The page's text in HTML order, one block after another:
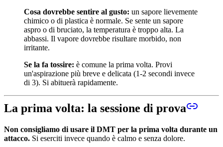
Cosa dovrebbe sentire al gusto: un sapore lievemente
chimico o di plastica è normale. Se sente un sapore
aspro o di bruciato, la temperatura è troppo alta. La
abbassi. Il vapore dovrebbe risultare morbido, non
irritante.
Se la fa tossire: è comune la prima volta. Provi
un'aspirazione più breve e delicata (1-2 secondi invece
di 3). Si abituerà rapidamente.
La prima volta: la sessione di prova
Non consigliamo di usare il DMT per la prima volta durante un
attacco. Si eserciti invece quando è calmo e senza dolore.